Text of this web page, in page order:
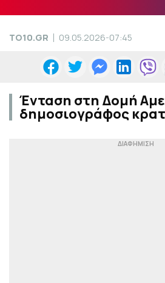
TO10.GR 09.05.2026-07:45
Ένταση στη Δομή
δημοσιογράφος